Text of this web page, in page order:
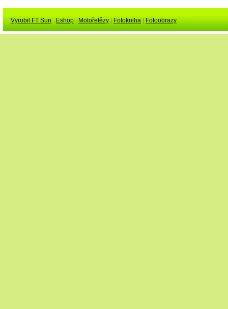
Vyrobil FT Sun Eshop Motořetězy Fotokniha Fotoobrazy